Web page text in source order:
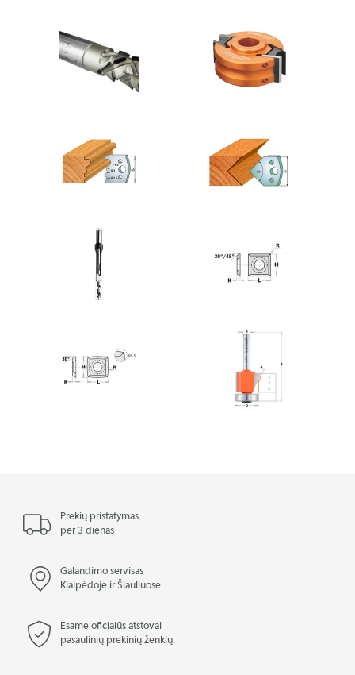
Prekių pristatymas
per 3 dienas
Galandimo servisas
Klaipėdoje ir Šiauliuose
Esame oficialūs atstovai
pasaulinių prekinių ženklų